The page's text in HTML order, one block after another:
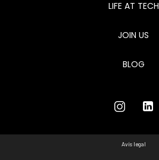
LIFE AT TECH
JOIN US
BLOG
Avís legal